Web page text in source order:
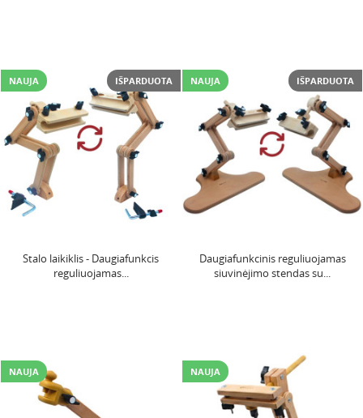
NAUJA IŠPARDUOTA
Stalo laikiklis - Daugiafunkcis
reguliuojamas...
NAUJA IŠPARDUOTA
Daugiafunkcinis reguliuojamas
siuvinėjimo stendas su...
NAUJA NAUJA